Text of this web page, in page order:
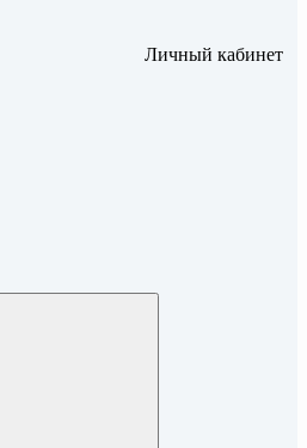
Личный кабинет